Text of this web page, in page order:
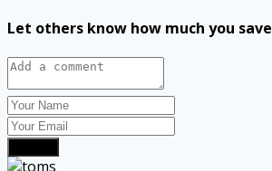
Let others know how much you